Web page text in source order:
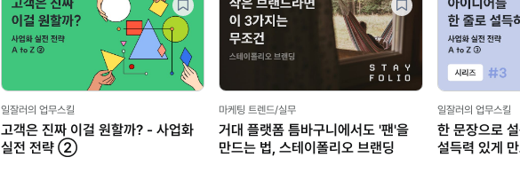
일잘러의 업무스킬
고객은 진짜 이걸 원할까? - 사업화
실전 전략 ➁
마케팅 트렌드/실무
거대 플랫폼 틈바구니에서도 '팬'을
만드는 법, 스테이폴리오 브랜딩
일잘러의 업무스킬
한 문장으로
설득력 있게